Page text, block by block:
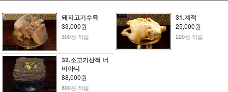
돼지고기수육
33,000원
300원 적립
31.계적
25,000원
220원 적립
32.소고기산적 너
비아니
88,000원
800원 적립